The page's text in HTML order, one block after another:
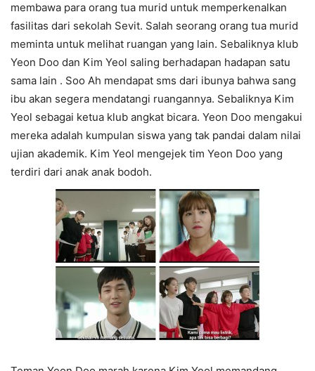
membawa para orang tua murid untuk memperkenalkan
fasilitas dari sekolah Sevit. Salah seorang orang tua murid
meminta untuk melihat ruangan yang lain. Sebaliknya klub
Yeon Doo dan Kim Yeol saling berhadapan hadapan satu
sama lain . Soo Ah mendapat sms dari ibunya bahwa sang
ibu akan segera mendatangi ruangannya. Sebaliknya Kim
Yeol sebagai ketua klub angkat bicara. Yeon Doo mengakui
mereka adalah kumpulan siswa yang tak pandai dalam nilai
ujian akademik. Kim Yeol mengejek tim Yeon Doo yang
terdiri dari anak anak bodoh.